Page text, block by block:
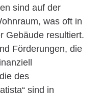
sind auf der
was oft in
Gebäude resultiert.
Förderungen, die
des
sind in